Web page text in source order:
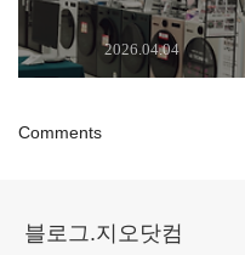
2026.04.04
Comments
블로그.지오닷컴